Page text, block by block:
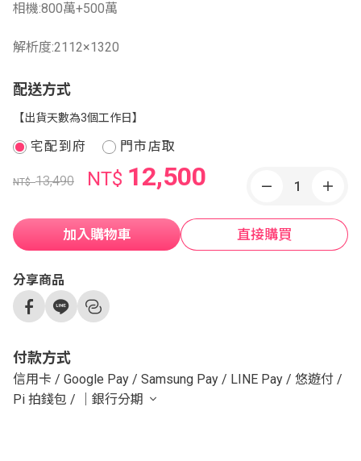
相機:800萬+500萬
解析度:2112×1320
配送方式
【出貨天數為3個工作日】
宅配到府 門市店取
NT$13,490 NT$ 12,500
加入購物車 直接購買
分享商品
付款方式
信用卡 / Google Pay / Samsung Pay / LINE Pay / 悠遊付 /
Pi 拍錢包 / ｜銀行分期